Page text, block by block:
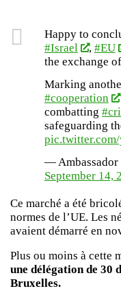
Happy to
#Israel
, #EU
the exchange
Marking
#cooperation
combatting
safeguarding
— Ambassador
September 14,
Ce marché a été
normes de l’UE. Les
avaient démarré en
Plus ou moins à cette
une délégation de 30
Bruxelles.